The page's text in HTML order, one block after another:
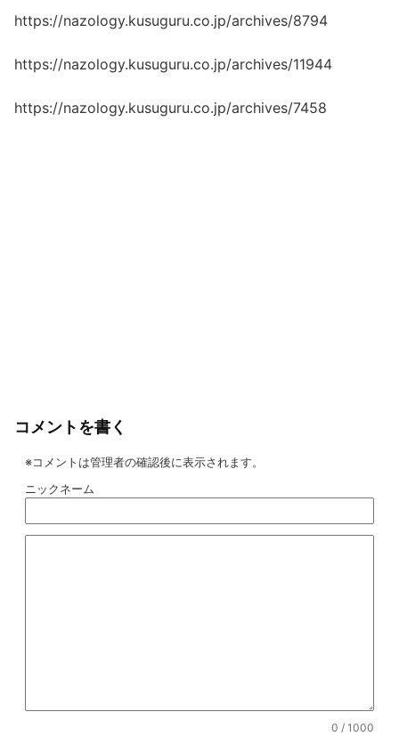
https://nazology.kusuguru.co.jp/archives/8794
https://nazology.kusuguru.co.jp/archives/11944
https://nazology.kusuguru.co.jp/archives/7458
コメントを書く
※コメントは管理者の確認後に表示されます。
ニックネーム
0 / 1000